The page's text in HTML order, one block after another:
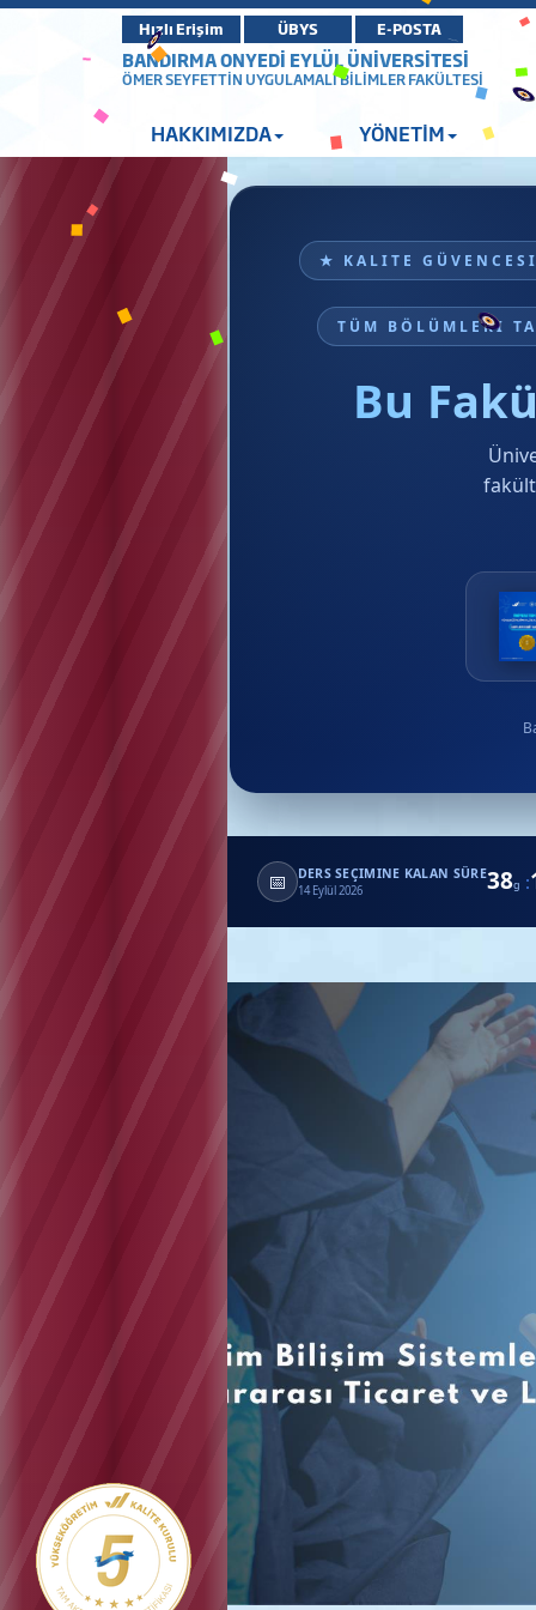
Hızlı Erişim ÜBYS E-POSTA
BANDIRMA ONYEDİ EYLÜL ÜNİVERSİTESİ
ÖMER SEYFETTİN UYGULAMALI BİLİMLER FAKÜLTESİ
HAKKIMIZDA YÖNETİM
★ KALITE
TÜM BÖLÜMLERI
Bu
📅 DERS SEÇIMINE KALAN SÜRE
14 Eylül 2026 38g :